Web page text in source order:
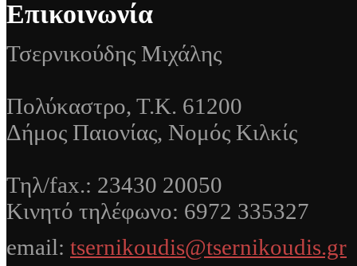
Επικοινωνία
Τσερνικούδης Μιχάλης
Πολύκαστρο, Τ.Κ. 61200
Δήμος Παιονίας, Νομός Κιλκίς
Τηλ/fax.: 23430 20050
Κινητό τηλέφωνο: 6972 335327
email: tsernikoudis@tsernikoudis.gr